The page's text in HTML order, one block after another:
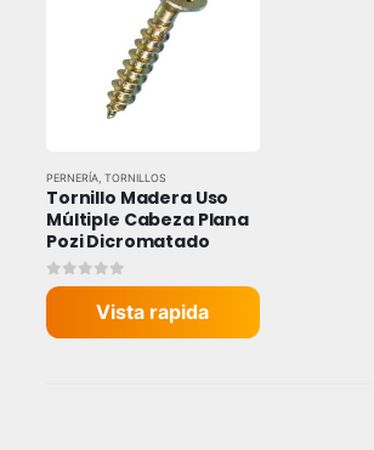
PERNERÍA, TORNILLOS
Tornillo Madera Uso
Múltiple Cabeza Plana
Pozi Dicromatado
0out of 5
Vista rapida